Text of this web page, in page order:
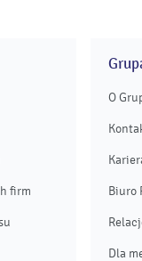
firm
O
Biuro
Dla